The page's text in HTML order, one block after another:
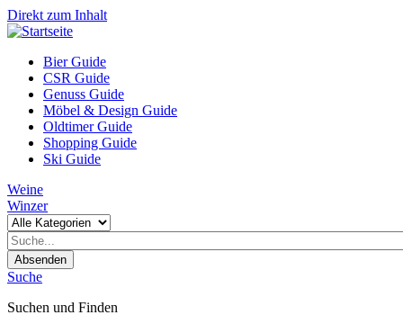
Direkt zum Inhalt
Bier Guide
CSR Guide
Genuss Guide
Möbel & Design Guide
Oldtimer Guide
Shopping Guide
Ski Guide
Weine
Winzer
Absenden
Suche
Suchen und Finden